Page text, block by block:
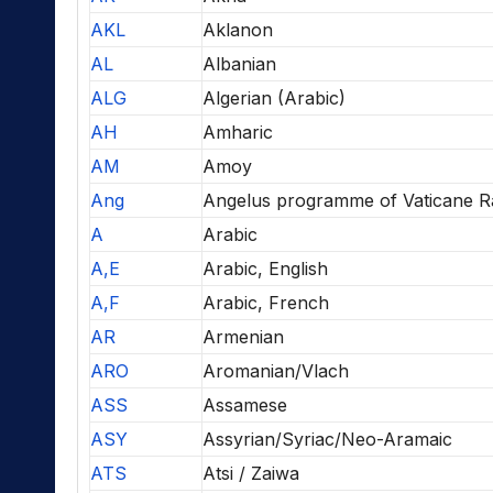
AKL
Aklanon
AL
Albanian
ALG
Algerian (Arabic)
AH
Amharic
AM
Amoy
Ang
Angelus programme of Vaticane
A
Arabic
A,E
Arabic, English
A,F
Arabic, French
AR
Armenian
ARO
Aromanian/Vlach
ASS
Assamese
ASY
Assyrian/Syriac/Neo-Aramaic
ATS
Atsi / Zaiwa